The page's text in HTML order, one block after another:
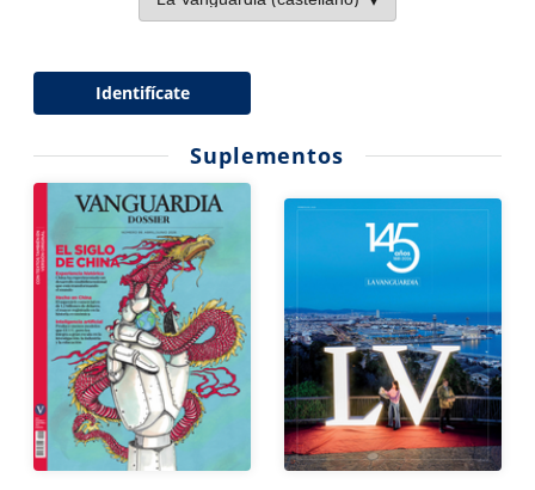
Identifícate
Suplementos